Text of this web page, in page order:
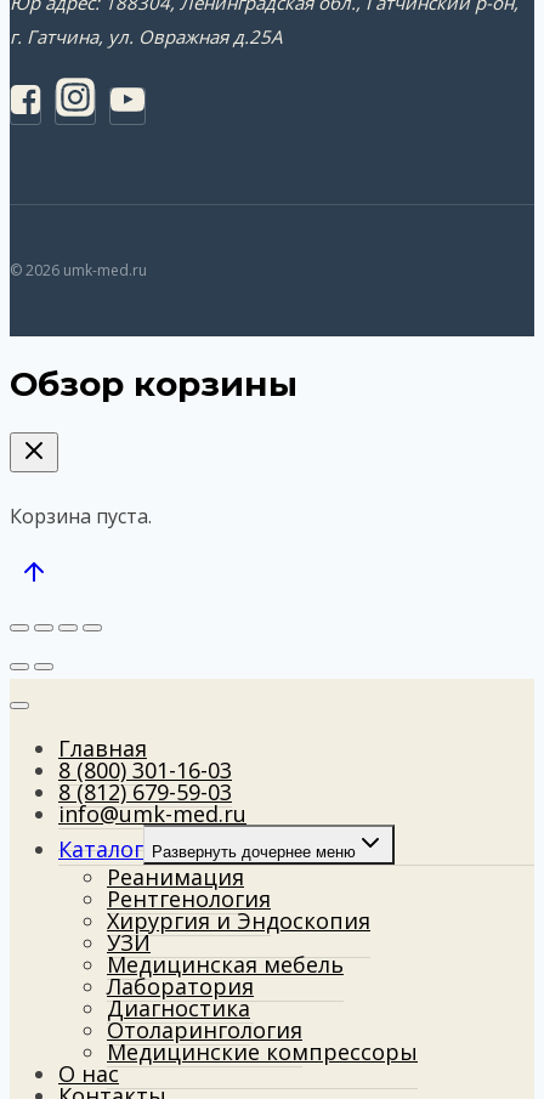
г. Гатчина, ул. Овражная д.25А
© 2026 umk-med.ru
Обзор корзины
Корзина пуста.
Главная
8 (800) 301-16-03
8 (812) 679-59-03
info@umk-med.ru
Каталог Развернуть дочернее меню
Реанимация
Рентгенология
Хирургия и Эндоскопия
УЗИ
Медицинская мебель
Лаборатория
Диагностика
Отоларингология
Медицинские компрессоры
О нас